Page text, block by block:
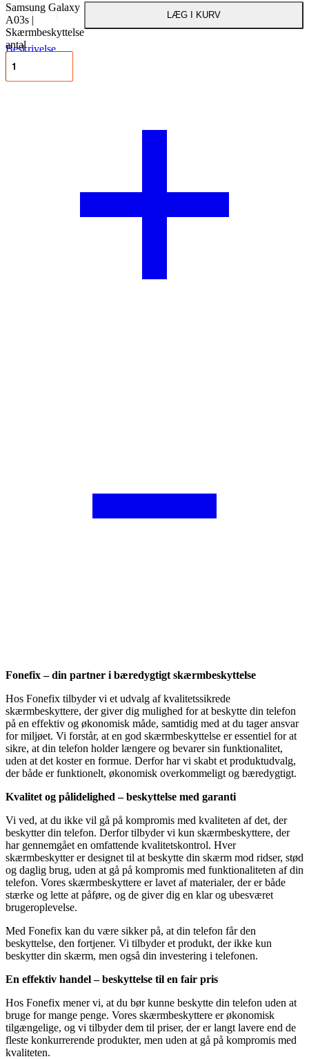
Samsung Galaxy
A03s |
Skærmbeskyttelse
antal
LÆG I KURV
Beskrivelse
Fonefix – din partner i bæredygtigt skærmbeskyttelse
Hos Fonefix tilbyder vi et udvalg af kvalitetssikrede
skærmbeskyttere, der giver dig mulighed for at beskytte din telefon
på en effektiv og økonomisk måde, samtidig med at du tager ansvar
for miljøet. Vi forstår, at en god skærmbeskyttelse er essentiel for at
sikre, at din telefon holder længere og bevarer sin funktionalitet,
uden at det koster en formue. Derfor har vi skabt et produktudvalg,
der både er funktionelt, økonomisk overkommeligt og bæredygtigt.
Kvalitet og pålidelighed – beskyttelse med garanti
Vi ved, at du ikke vil gå på kompromis med kvaliteten af det, der
beskytter din telefon. Derfor tilbyder vi kun skærmbeskyttere, der
har gennemgået en omfattende kvalitetskontrol. Hver
skærmbeskytter er designet til at beskytte din skærm mod ridser, stød
og daglig brug, uden at gå på kompromis med funktionaliteten af din
telefon. Vores skærmbeskyttere er lavet af materialer, der er både
stærke og lette at påføre, og de giver dig en klar og ubesværet
brugeroplevelse.
Med Fonefix kan du være sikker på, at din telefon får den
beskyttelse, den fortjener. Vi tilbyder et produkt, der ikke kun
beskytter din skærm, men også din investering i telefonen.
En effektiv handel – beskyttelse til en fair pris
Hos Fonefix mener vi, at du bør kunne beskytte din telefon uden at
bruge for mange penge. Vores skærmbeskyttere er økonomisk
tilgængelige, og vi tilbyder dem til priser, der er langt lavere end de
fleste konkurrerende produkter, men uden at gå på kompromis med
kvaliteten.